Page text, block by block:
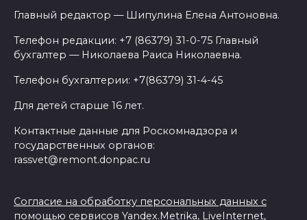
Главный редактор — Шипулина Елена Антоновна.
Телефон редакции: +7 (86379) 31-0-75 Главный
бухгалтер — Николаева Раиса Николаевна.
Телефон бухгалтерии: +7(86379) 31-4-45
Для детей старше 16 лет.
Контактные данные для Роскомнадзора и
государственных органов:
rassvet@remont.donpac.ru
Согласие на обработку персональных данных с
помощью сервисов Yandex.Metrika, LiveInternet,